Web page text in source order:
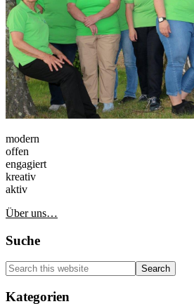
modern
offen
engagiert
kreativ
aktiv
Über uns…
Suche
Search
this
website
Kategorien